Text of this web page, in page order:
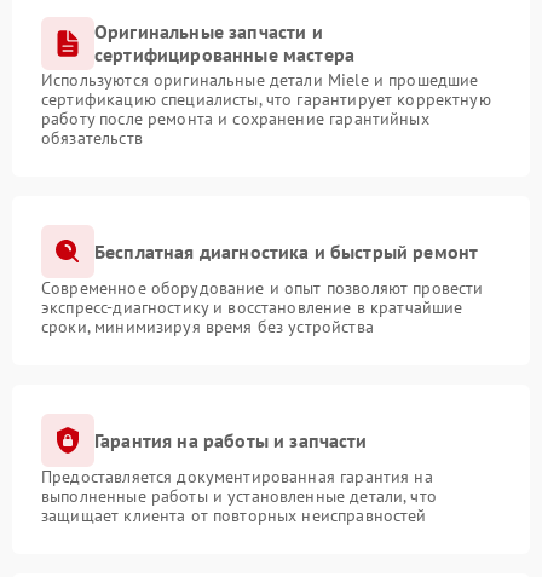
Оригинальные запчасти и
сертифицированные мастера
Используются оригинальные детали Miele и прошедшие
сертификацию специалисты, что гарантирует корректную
работу после ремонта и сохранение гарантийных
обязательств
Бесплатная диагностика и быстрый ремонт
Современное оборудование и опыт позволяют провести
экспресс-диагностику и восстановление в кратчайшие
сроки, минимизируя время без устройства
Гарантия на работы и запчасти
Предоставляется документированная гарантия на
выполненные работы и установленные детали, что
защищает клиента от повторных неисправностей